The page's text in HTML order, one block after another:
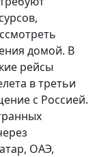
домой. В
рейсы
в третьи
с Россией.
ОАЭ,